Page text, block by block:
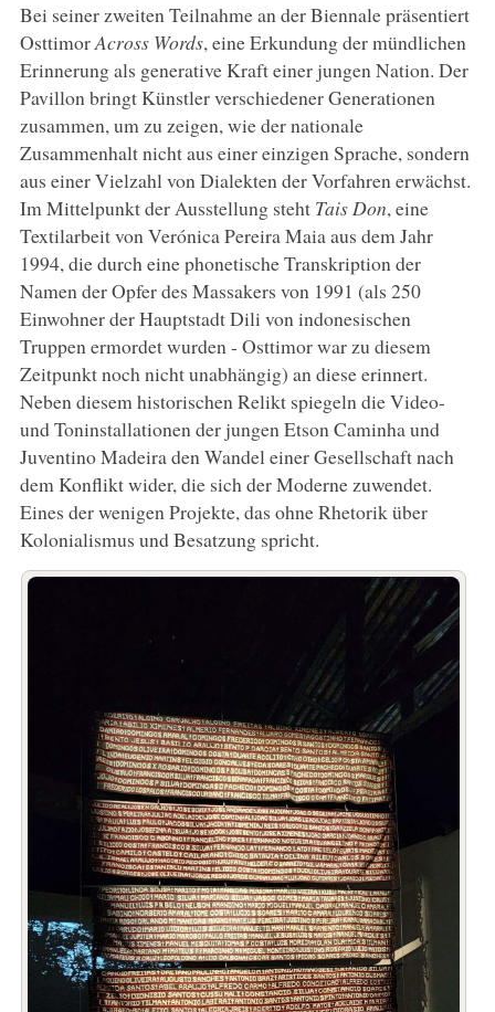
Bei seiner zweiten Teilnahme an der Biennale präsentiert
OsttimorAcross Words, eine Erkundung der mündlichen
Erinnerung als generative Kraft einer jungen Nation. Der
Pavillon bringt Künstler verschiedener Generationen
zusammen, um zu zeigen, wie der nationale
Zusammenhalt nicht aus einer einzigen Sprache, sondern
aus einer Vielzahl von Dialekten der Vorfahren erwächst.
Im Mittelpunkt der Ausstellung steht Tais Don, eine
Textilarbeit von Verónica Pereira Maia aus dem Jahr
1994, die durch eine phonetische Transkription der
Namen der Opfer des Massakers von 1991 (als 250
Einwohner der Hauptstadt Dili von indonesischen
Truppen ermordet wurden - Osttimor war zu diesem
Zeitpunkt noch nicht unabhängig) an diese erinnert.
Neben diesem historischen Relikt spiegeln die Video-
und Toninstallationen der jungen Etson Caminha und
Juventino Madeira den Wandel einer Gesellschaft nach
dem Konflikt wider, die sich der Moderne zuwendet.
Eines der wenigen Projekte, das ohne Rhetorik über
Kolonialismus und Besatzung spricht.